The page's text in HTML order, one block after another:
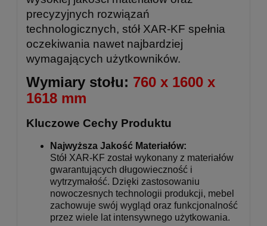
precyzyjnych rozwiązań
technologicznych, stół XAR-KF spełnia
oczekiwania nawet najbardziej
wymagających użytkowników.
Wymiary stołu: 760 x 1600 x
1618 mm
Kluczowe Cechy Produktu
Najwyższa Jakość Materiałów:
Stół XAR-KF został wykonany z materiałów
gwarantujących długowieczność i
wytrzymałość. Dzięki zastosowaniu
nowoczesnych technologii produkcji, mebel
zachowuje swój wygląd oraz funkcjonalność
przez wiele lat intensywnego użytkowania.